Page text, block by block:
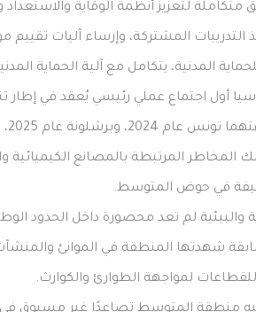
لتعزيز أنظمة الوقاية والاستعداد
التدريبات المشتركة، وإرساء آليات
المدنية، يتكامل مع آلية الحماية المدنية
أول اجتماع عملي رئيسي يُعقد في إطار
المخاطر المرتبطة بالمصانع الكيميائية
في حوض المتوسط.
والبيئية لم تعد محصورة داخل الحدود
شهدتها المنطقة في الموانئ والمنشآت
لمواجهة الطوارئ والكوارث.